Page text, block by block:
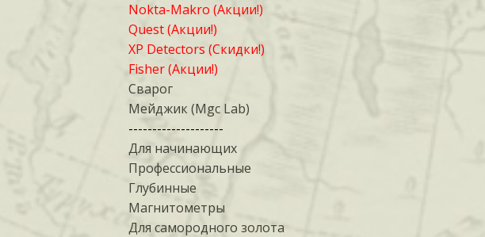
Nokta-Makro (Акции!)
Quest (Акции!)
XP Detectors (Скидки!)
Fisher (Акции!)
Сварог
Мейджик (Mgc Lab)
--------------------
Для начинающих
Профессиональные
Глубинные
Магнитометры
Для самородного золота